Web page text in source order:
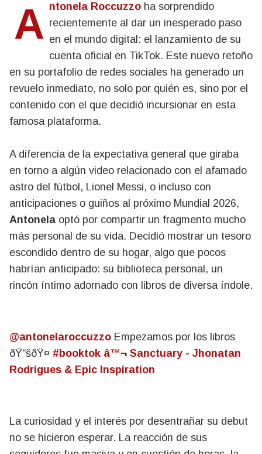
Antonela Roccuzzo ha sorprendido
recientemente al dar un inesperado paso
en el mundo digital: el lanzamiento de su
cuenta oficial en TikTok. Este nuevo retoño
en su portafolio de redes sociales ha generado un
revuelo inmediato, no solo por quién es, sino por el
contenido con el que decidió incursionar en esta
famosa plataforma.
A diferencia de la expectativa general que giraba
en torno a algún video relacionado con el afamado
astro del fútbol, Lionel Messi, o incluso con
anticipaciones o guiños al próximo Mundial 2026,
Antonela optó por compartir un fragmento mucho
más personal de su vida. Decidió mostrar un tesoro
escondido dentro de su hogar, algo que pocos
habrían anticipado: su biblioteca personal, un
rincón íntimo adornado con libros de diversa índole.
@antonelaroccuzzo Empezamos por los libros
ðŸ“šðŸ¤ #booktok â™¬ Sanctuary - Jhonatan
Rodrigues & Epic Inspiration
La curiosidad y el interés por desentrañar su debut
no se hicieron esperar. La reacción de sus